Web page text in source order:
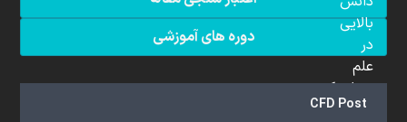
دوره های آموزشی
CFD Post
بالایی
در
علم
دینامیک
سیالات